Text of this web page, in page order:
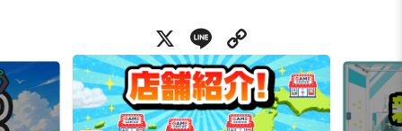
X Line